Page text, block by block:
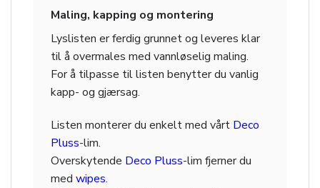
Maling, kapping og montering
Lyslisten er ferdig grunnet og leveres klar
til å overmales med vannløselig maling.
For å tilpasse til listen benytter du vanlig
kapp- og gjærsag.
Listen monterer du enkelt med vårt Deco
Pluss-lim.
Overskytende Deco Pluss-lim fjerner du
med wipes.